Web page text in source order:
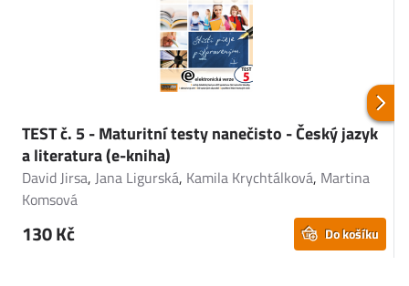
TEST č. 5 - Maturitní testy nanečisto - Český jazyk
a literatura (e-kniha)
David Jirsa, Jana Ligurská, Kamila Krychtálková, Martina
Komsová
130 Kč Do košíku